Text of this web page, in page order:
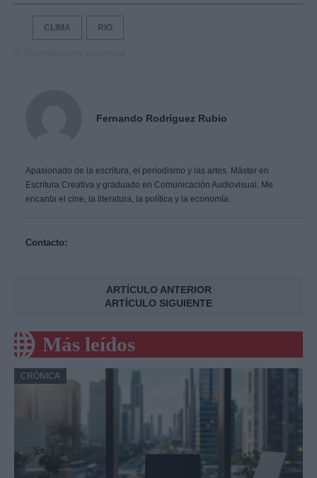
CLIMA RIO
Fernando Rodríguez Rubio
Apasionado de la escritura, el periodismo y las artes. Máster en
Escritura Creativa y graduado en Comunicación Audiovisual. Me
encanta el cine, la literatura, la política y la economía.
Contacto:
ARTÍCULO ANTERIOR
ARTÍCULO SIGUIENTE
Más leídos
CRÓNICA